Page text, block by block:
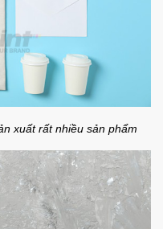
xuất rất nhiều sản phẩm